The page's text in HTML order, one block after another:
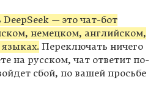
— это чат-бот
немецком, английском,
Переключать ничего
на русском, чат ответит по-
сбой, по вашей просьбе